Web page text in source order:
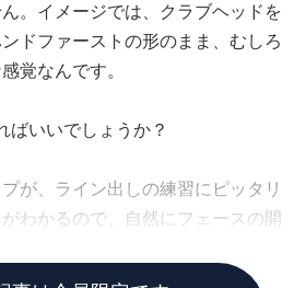
。イメージでは、クラブヘッドを
ドファーストの形のまま、むしろ
覚なんです。
いいでしょうか？
、ライン出しの練習にピッタリ
わかるので、自然にフェースの開